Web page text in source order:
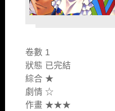
卷數 1
狀態 已完結
綜合 ★
劇情 ☆
作畫 ★★★